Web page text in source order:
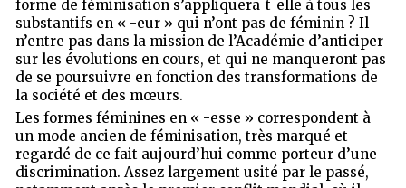
forme de féminisation s’appliquera-t-elle à tous les
substantifs en « -eur » qui n’ont pas de féminin ? Il
n’entre pas dans la mission de l’Académie d’anticiper
sur les évolutions en cours, et qui ne manqueront pas
de se poursuivre en fonction des transformations de
la société et des mœurs.
Les formes féminines en « -esse » correspondent à
un mode ancien de féminisation, très marqué et
regardé de ce fait aujourd’hui comme porteur d’une
discrimination. Assez largement usité par le passé,